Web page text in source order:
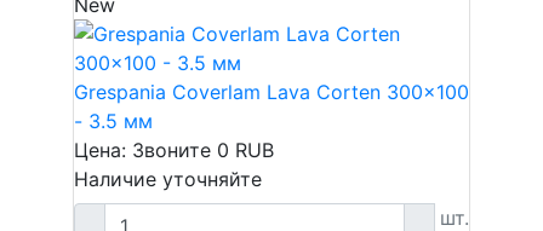
New
Grespania Coverlam Lava Corten 300x100
- 3.5 мм
Цена: Звоните 0 RUB
Наличие уточняйте
шт.